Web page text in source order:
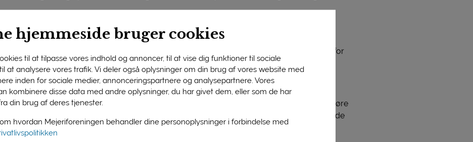
hjemmeside bruger cookies
til at tilpasse vores indhold og annoncer, til at vise dig funktioner til sociale
at analysere vores trafik. Vi deler også oplysninger om din brug af vores website med
inden for sociale medier, annonceringspartnere og analysepartnere. Vores
kombinere disse data med andre oplysninger, du har givet dem, eller som de har
din brug af deres tjenester.
hvordan Mejeriforeningen behandler dine personoplysninger i forbindelse med
som er medfinansieret af Wellingo Nutrition, kan vi producere økologisk mælkepulver
mælk, som vil blive eksporteret direkte til de kinesiske forbrugere,” fortæller Franz
adm. direktør for Dairy of 1888. Han har tidligere boet i Kina i en årrække som diplomat for
med kvalitet
alene i Kina udgøre en værdi af 200 mia. kr., heraf vil økologi udgøre
Schmidt oplyser, at interessen fra de kinesiske aftagere har været stor allerede
grund af modermælkserstatningens økologiske status: